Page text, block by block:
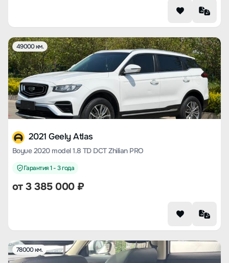
49000 км.
2021 Geely Atlas
Boyue 2020 model 1.8 TD DCT Zhilian PRO
Гарантия 1 - 3 года
от3 385 000₽
78000 км.